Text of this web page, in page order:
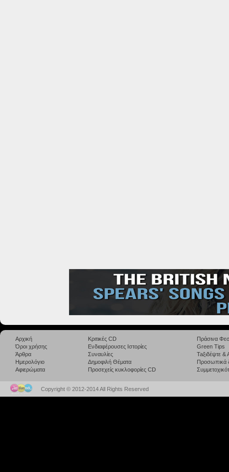
Αρχική
Όροι χρήσης
Άρθρα
Ημερολόγιο
Αφιερώματα
Κριτικές CD
Ενδιαφέρουσες Ιστορίες
Συναυλίες
Δημοφιλή Θέματα
Προσεχείς κυκλοφορίες CD
Πράσινα
Green Tips
Taξιδέψτε
Προσωπικά
Copyright © 2012-2014 All Rights Reserved